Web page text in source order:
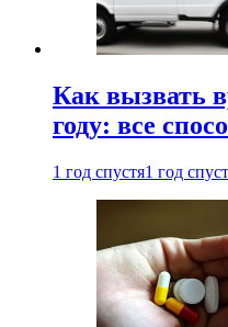
Как вызвать
году: все
1 год спустя1 год